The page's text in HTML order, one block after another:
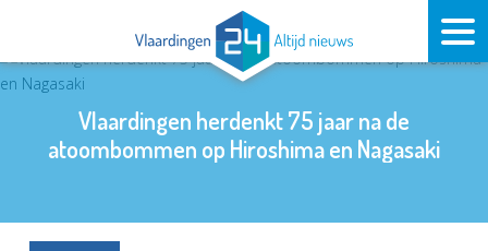
Vlaardingen herdenkt 75 jaar na de
atoombommen op Hiroshima en Nagasaki